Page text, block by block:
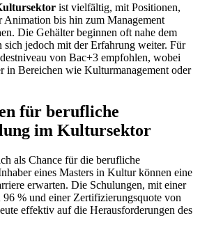
ist vielfältig, mit Positionen,
bis hin zum Management
Die Gehälter beginnen oft nahe dem
jedoch mit der Erfahrung weiter. Für
von Bac+3 empfohlen, wobei
in Bereichen wie Kulturmanagement oder
für berufliche
im Kultursektor
als Chance für die berufliche
eines Masters in Kultur können eine
erwarten. Die Schulungen, mit einer
% und einer Zertifizierungsquote von
effektiv auf die Herausforderungen des